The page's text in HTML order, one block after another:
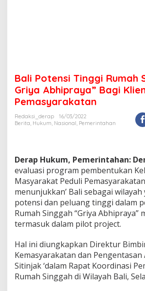
Bali Potensi Tinggi Rumah
Griya Abhipraya” Bagi
Pemasyarakatan
Redaksi_derap
16/03/2022
Berita, Hukum, Nasional, Pemerintahan
Derap Hukum, Pemerintahan:
evaluasi program pembentukan
Masyarakat Peduli
menunjukkan’ Bali sebagai
potensi dan peluang tinggi dalam
Rumah Singgah “Griya Abhipraya”
termasuk dalam pilot project.
Hal ini diungkapkan Direktur
Kemasyarakatan dan
Sitinjak ‘dalam Rapat Koordinasi
Rumah Singgah di Wilayah Bali,